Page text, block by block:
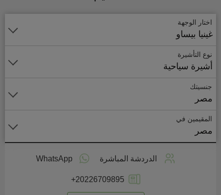
اختار الوجهة
غينيا بيساو
نوع التأشيرة
أشيرة سياحية
جنسيتك
مصر
المقيمين في
مصر
الدردشة المباشرة WhatsApp
+20226709895